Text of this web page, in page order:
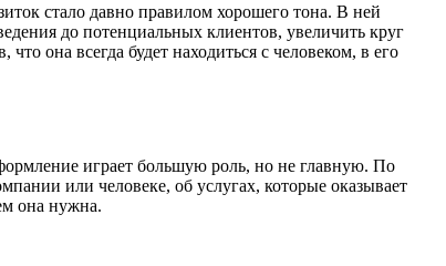
стало давно правилом хорошего тона. В ней
до потенциальных клиентов, увеличить круг
она всегда будет находиться с человеком, в его
играет большую роль, но не главную. По
или человеке, об услугах, которые оказывает
она нужна.